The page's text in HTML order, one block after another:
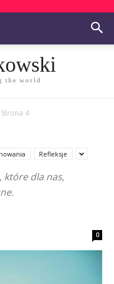
the world
Strona 4
Refleksje
które dla nas,
0